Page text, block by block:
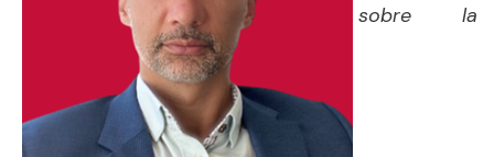
sobre la